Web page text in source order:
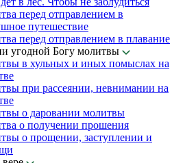
перед отправлением в
путешествие
перед отправлением в плавание
угодной Богу молитвы
в хульных и иных помыслах на
при рассеянии, невнимании на
о даровании молитвы
о получении прошения
о прощении, заступлении и